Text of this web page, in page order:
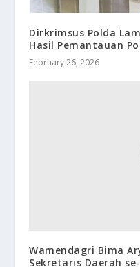
Dirkrimsus Polda
Hasil Pemantauan
February 26, 2026
Wamendagri Bima
Sekretaris Daerah